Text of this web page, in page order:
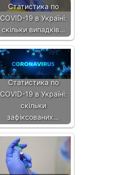
Статистика по
COVID-19 в Україні:
скільки випадків…
Статистика по
COVID-19 в Україні:
скільки
зафіксованих…